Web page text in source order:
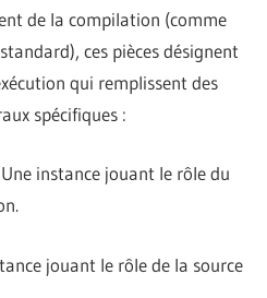
de la compilation (comme
ces pièces désignent
qui remplissent des
spécifiques :
instance jouant le rôle du
jouant le rôle de la source